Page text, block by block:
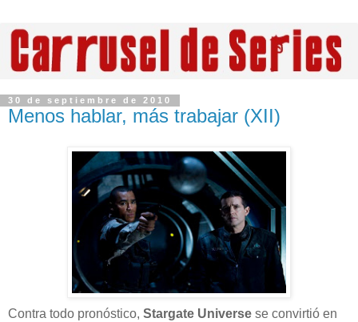
30 de septiembre de 2010
Menos hablar, más trabajar (XII)
Contra todo pronóstico, Stargate Universe se convirtió en